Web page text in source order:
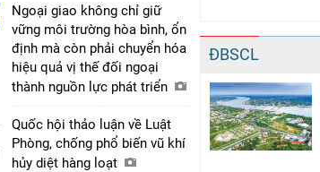
Ngoại giao không chỉ giữ
vững môi trường hòa bình, ổn
định mà còn phải chuyển hóa
hiệu quả vị thế đối ngoại
thành nguồn lực phát triển
Quốc hội thảo luận về Luật
Phòng, chống phổ biến vũ khí
hủy diệt hàng loạt
ĐBSCL